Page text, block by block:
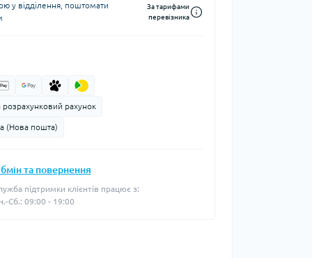
у відділення, поштомати
За тарифами
перевізника
розрахунковий рахунок
(Нова пошта)
та повернення
підтримки клієнтів працює з:
Сб.: 09:00 - 19:00